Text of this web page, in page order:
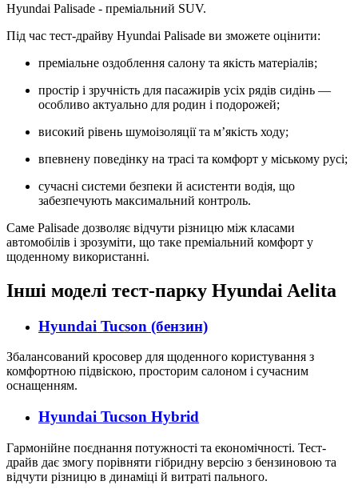
Hyundai Palisade - преміальний SUV.
Під час тест-драйву Hyundai Palisade ви зможете оцінити:
преміальне оздоблення салону та якість матеріалів;
простір і зручність для пасажирів усіх рядів сидінь —
особливо актуально для родин і подорожей;
високий рівень шумоізоляції та м’якість ходу;
впевнену поведінку на трасі та комфорт у міському русі;
сучасні системи безпеки й асистенти водія, що
забезпечують максимальний контроль.
Саме Palisade дозволяє відчути різницю між класами
автомобілів і зрозуміти, що таке преміальний комфорт у
щоденному використанні.
Інші моделі тест-парку Hyundai Aelita
Hyundai Tucson (бензин)
Збалансований кросовер для щоденного користування з
комфортною підвіскою, просторим салоном і сучасним
оснащенням.
Hyundai Tucson Hybrid
Гармонійне поєднання потужності та економічності. Тест-
драйв дає змогу порівняти гібридну версію з бензиновою та
відчути різницю в динаміці й витраті пального.